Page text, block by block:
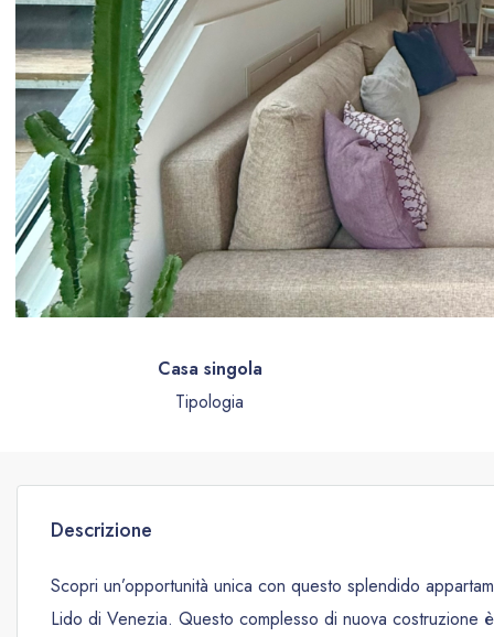
Casa singola
Tipologia
Descrizione
Scopri un’opportunità unica con questo splendido
Lido di Venezia. Questo complesso di nuova costruzione